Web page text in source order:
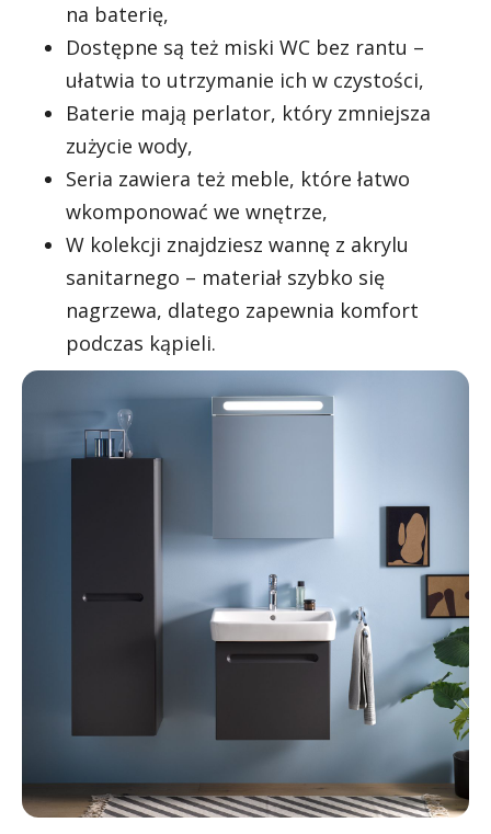
na baterię,
Dostępne są też miski WC bez rantu –
ułatwia to utrzymanie ich w czystości,
Baterie mają perlator, który zmniejsza
zużycie wody,
Seria zawiera też meble, które łatwo
wkomponować we wnętrze,
W kolekcji znajdziesz wannę z akrylu
sanitarnego – materiał szybko się
nagrzewa, dlatego zapewnia komfort
podczas kąpieli.